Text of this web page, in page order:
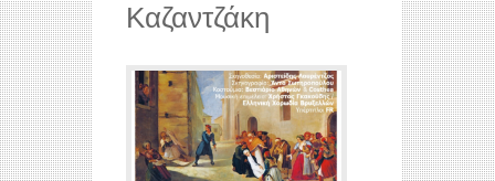
Καζαντζάκη